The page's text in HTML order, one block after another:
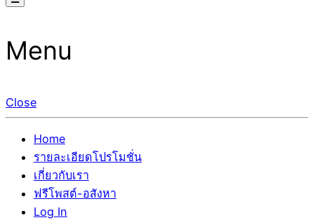
คุณขายบ้านมานาน ตัวจริง
Menu
Close
Home
รายละเอียดโปรโมชั่น
เกี่ยวกับเรา
ฟรีโพสต์-อสังหา
Log In